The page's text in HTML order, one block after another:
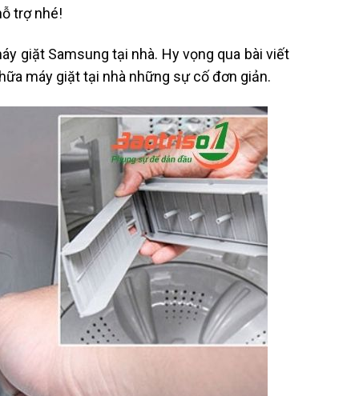
trợ nhé!
giặt Samsung tại nhà. Hy vọng qua bài viết
máy giặt tại nhà những sự cố đơn giản.